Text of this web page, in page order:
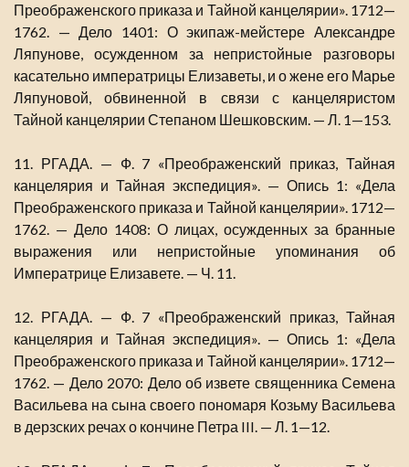
Преображенского приказа и Тайной канцелярии». 1712—
1762. — Дело 1401: О экипаж-мейстере Александре
Ляпунове, осужденном за непристойные разговоры
касательно императрицы Елизаветы, и о жене его Марье
Ляпуновой, обвиненной в связи с канцеляристом
Тайной канцелярии Степаном Шешковским. — Л. 1—153.
11. РГАДА. — Ф. 7 «Преображенский приказ, Тайная
канцелярия и Тайная экспедиция». — Опись 1: «Дела
Преображенского приказа и Тайной канцелярии». 1712—
1762. — Дело 1408: О лицах, осужденных за бранные
выражения или непристойные упоминания об
Императрице Елизавете. — Ч. 11.
12. РГАДА. — Ф. 7 «Преображенский приказ, Тайная
канцелярия и Тайная экспедиция». — Опись 1: «Дела
Преображенского приказа и Тайной канцелярии». 1712—
1762. — Дело 2070: Дело об извете священника Семена
Васильева на сына своего пономаря Козьму Васильева
в дерзских речах о кончине Петра III. — Л. 1—12.